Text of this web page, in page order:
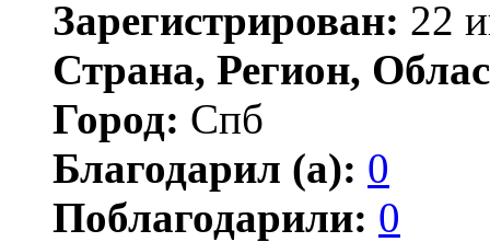
Зарегистрирован: 22
Страна, Регион,
Город: Спб
Благодарил (а): 0
Поблагодарили: 0